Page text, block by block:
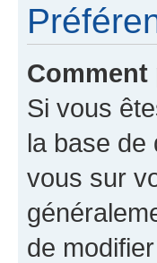
Si vous
la base de
vous sur
de